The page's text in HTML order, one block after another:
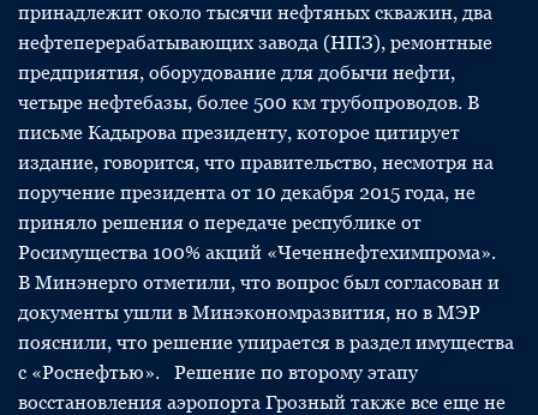
принадлежит около тысячи нефтяных скважин, два
нефтеперерабатывающих завода (НПЗ), ремонтные
предприятия, оборудование для добычи нефти,
четыре нефтебазы, более 500 км трубопроводов. В
письме Кадырова президенту, которое цитирует
издание, говорится, что правительство, несмотря на
поручение президента от 10 декабря 2015 года, не
приняло решения о передаче республике от
Росимущества 100% акций «Чеченнефтехимпрома».
В Минэнерго отметили, что вопрос был согласован и
документы ушли в Минэкономразвития, но в МЭР
пояснили, что решение упирается в раздел имущества
с «Роснефтью». Решение по второму этапу
восстановления аэропорта Грозный также все еще не